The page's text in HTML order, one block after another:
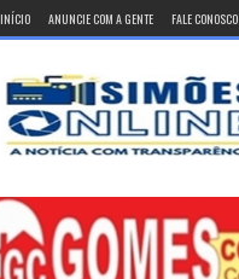
INÍCIO ANUNCIE COM A GENTE FALE CONOSCO